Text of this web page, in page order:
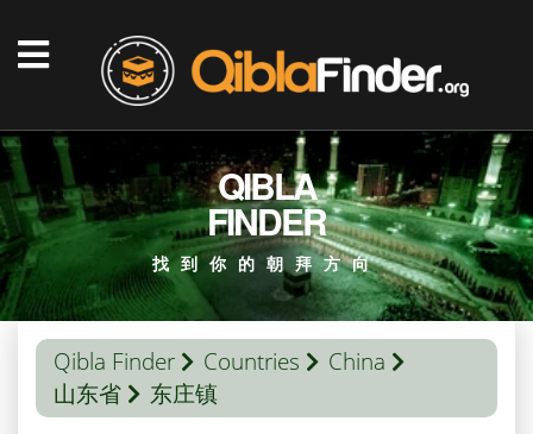
QIBLA
FINDER
找到你的朝拜方向
Qibla Finder Countries
China
山东省
东庄镇